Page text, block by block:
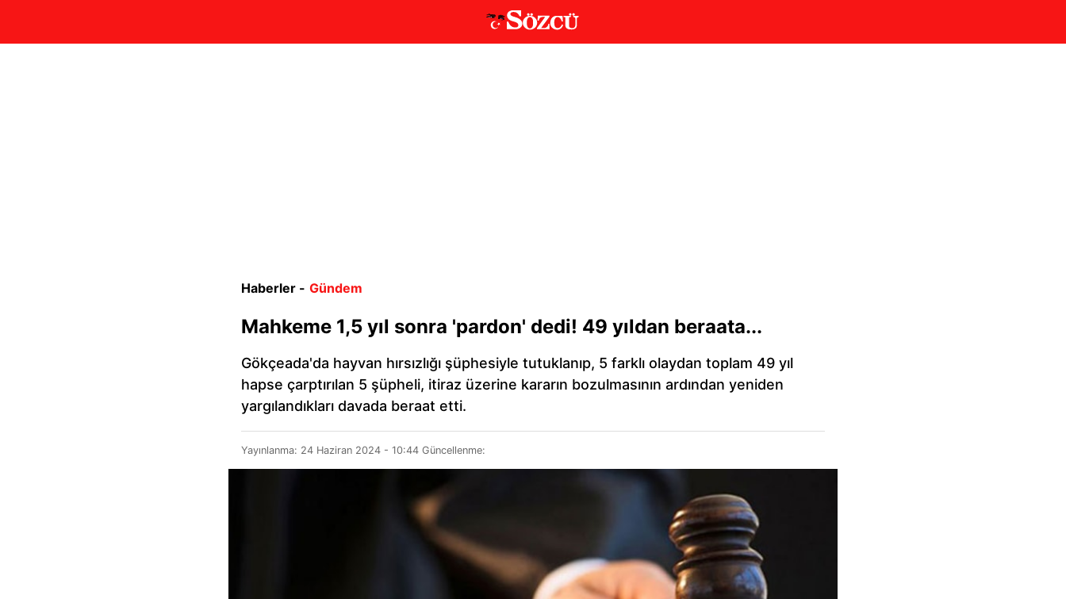
Haberler - Gündem
Mahkeme 1,5 yıl sonra 'pardon' dedi! 49 yıldan beraata...
Gökçeada'da hayvan hırsızlığı şüphesiyle tutuklanıp, 5 farklı olaydan toplam 49 yıl
hapse çarptırılan 5 şüpheli, itiraz üzerine kararın bozulmasının ardından yeniden
yargılandıkları davada beraat etti.
Yayınlanma: 24 Haziran 2024 - 10:44 Güncellenme: